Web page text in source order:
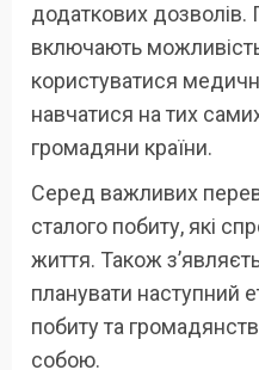
додаткових дозволів.
включають
користуватися
навчатися на тих
громадяни країни.
Серед важливих
сталого побиту, які
життя. Також
планувати наступний
побиту та
собою.